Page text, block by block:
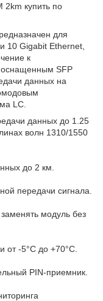
2km купить по
для
10 Gigabit Ethernet,
к
оснащенным SFP
данных на
LC.
данных до 1.25
волн 1310/1550
до 2 км.
передачи сигнала.
модуль без
от -5°C до +70°C.
PIN-приемник.